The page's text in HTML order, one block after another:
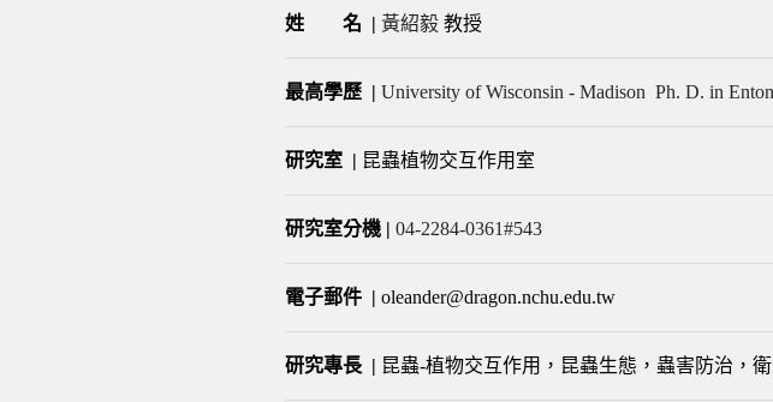
姓 名 | 黃紹毅 教授
最高學歷 | University of Wisconsin - Madison Ph. D. in
研究室 | 昆蟲植物交互作用室
研究室分機 | 04-2284-0361#543
電子郵件 | oleander@dragon.nchu.edu.tw
研究專長 | 昆蟲-植物交互作用，昆蟲生態，蟲害防治，